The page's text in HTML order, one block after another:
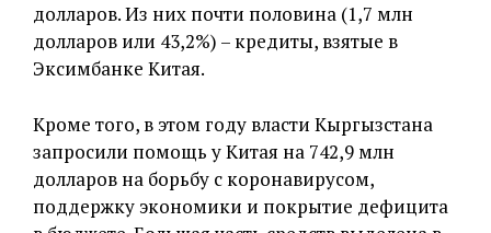
долларов. Из них почти половина (1,7 млн
долларов или 43,2%) – кредиты, взятые в
Эксимбанке Китая.
Кроме того, в этом году власти Кыргызстана
запросили помощь у Китая на 742,9 млн
долларов на борьбу с коронавирусом,
поддержку экономики и покрытие дефицита